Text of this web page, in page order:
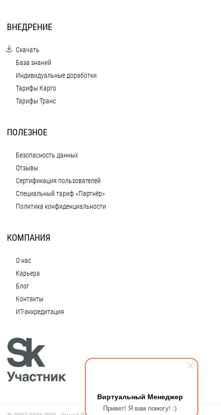
Виртуальный Менеджер
Привет! Я вам помогу! :)
ВНЕДРЕНИЕ
Скачать
База знаний
Индивидуальные доработки
Тарифы Карго
Тарифы Транс
ПОЛЕЗНОЕ
Безопасность данных
Отзывы
Сертификация пользователей
Специальный тариф «Партнёр»
Политика конфиденциальности
КОМПАНИЯ
О нас
Карьера
Блог
Контакты
ИТ-аккредитация